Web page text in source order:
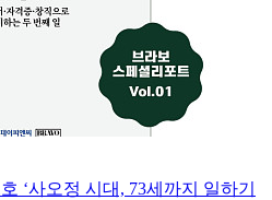
‘사오정 시대, 73세까지 일하기